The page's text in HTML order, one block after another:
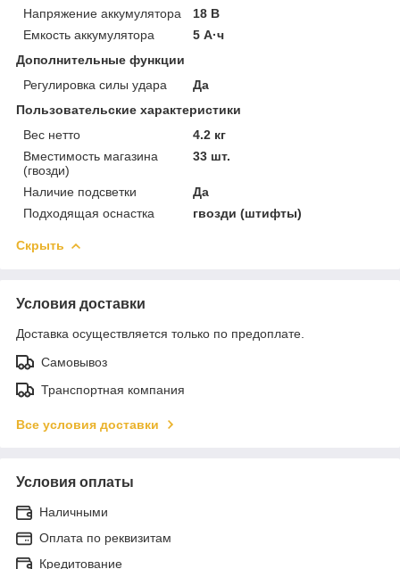
Напряжение аккумулятора
18 В
Емкость аккумулятора
5 А·ч
Дополнительные функции
Регулировка силы удара
Да
Пользовательские характеристики
Вес нетто
4.2 кг
Вместимость магазина
(гвозди)
33 шт.
Наличие подсветки
Да
Подходящая оснастка
гвозди (штифты)
Скрыть
Условия доставки
Доставка осуществляется только по предоплате.
Самовывоз
Транспортная компания
Все условия доставки
Условия оплаты
Наличными
Оплата по реквизитам
Кредитование